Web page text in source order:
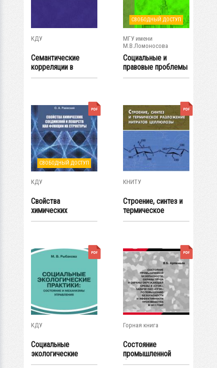
КДУ
Семантические
корреляции в
системе английских
СВОБОДНЫЙ ДОСТУП
МГУ имени
М.В.Ломоносова
Социальные и
правовые проблемы
экономического...
СВОБОДНЫЙ ДОСТУП
КДУ
Свойства
химических
соединений и
КНИТУ
Строение, синтез и
термическое
разложение...
КДУ
Социальные
экологические
практики. Состояние
Горная книга
Состояние
промышленной
безопасности,